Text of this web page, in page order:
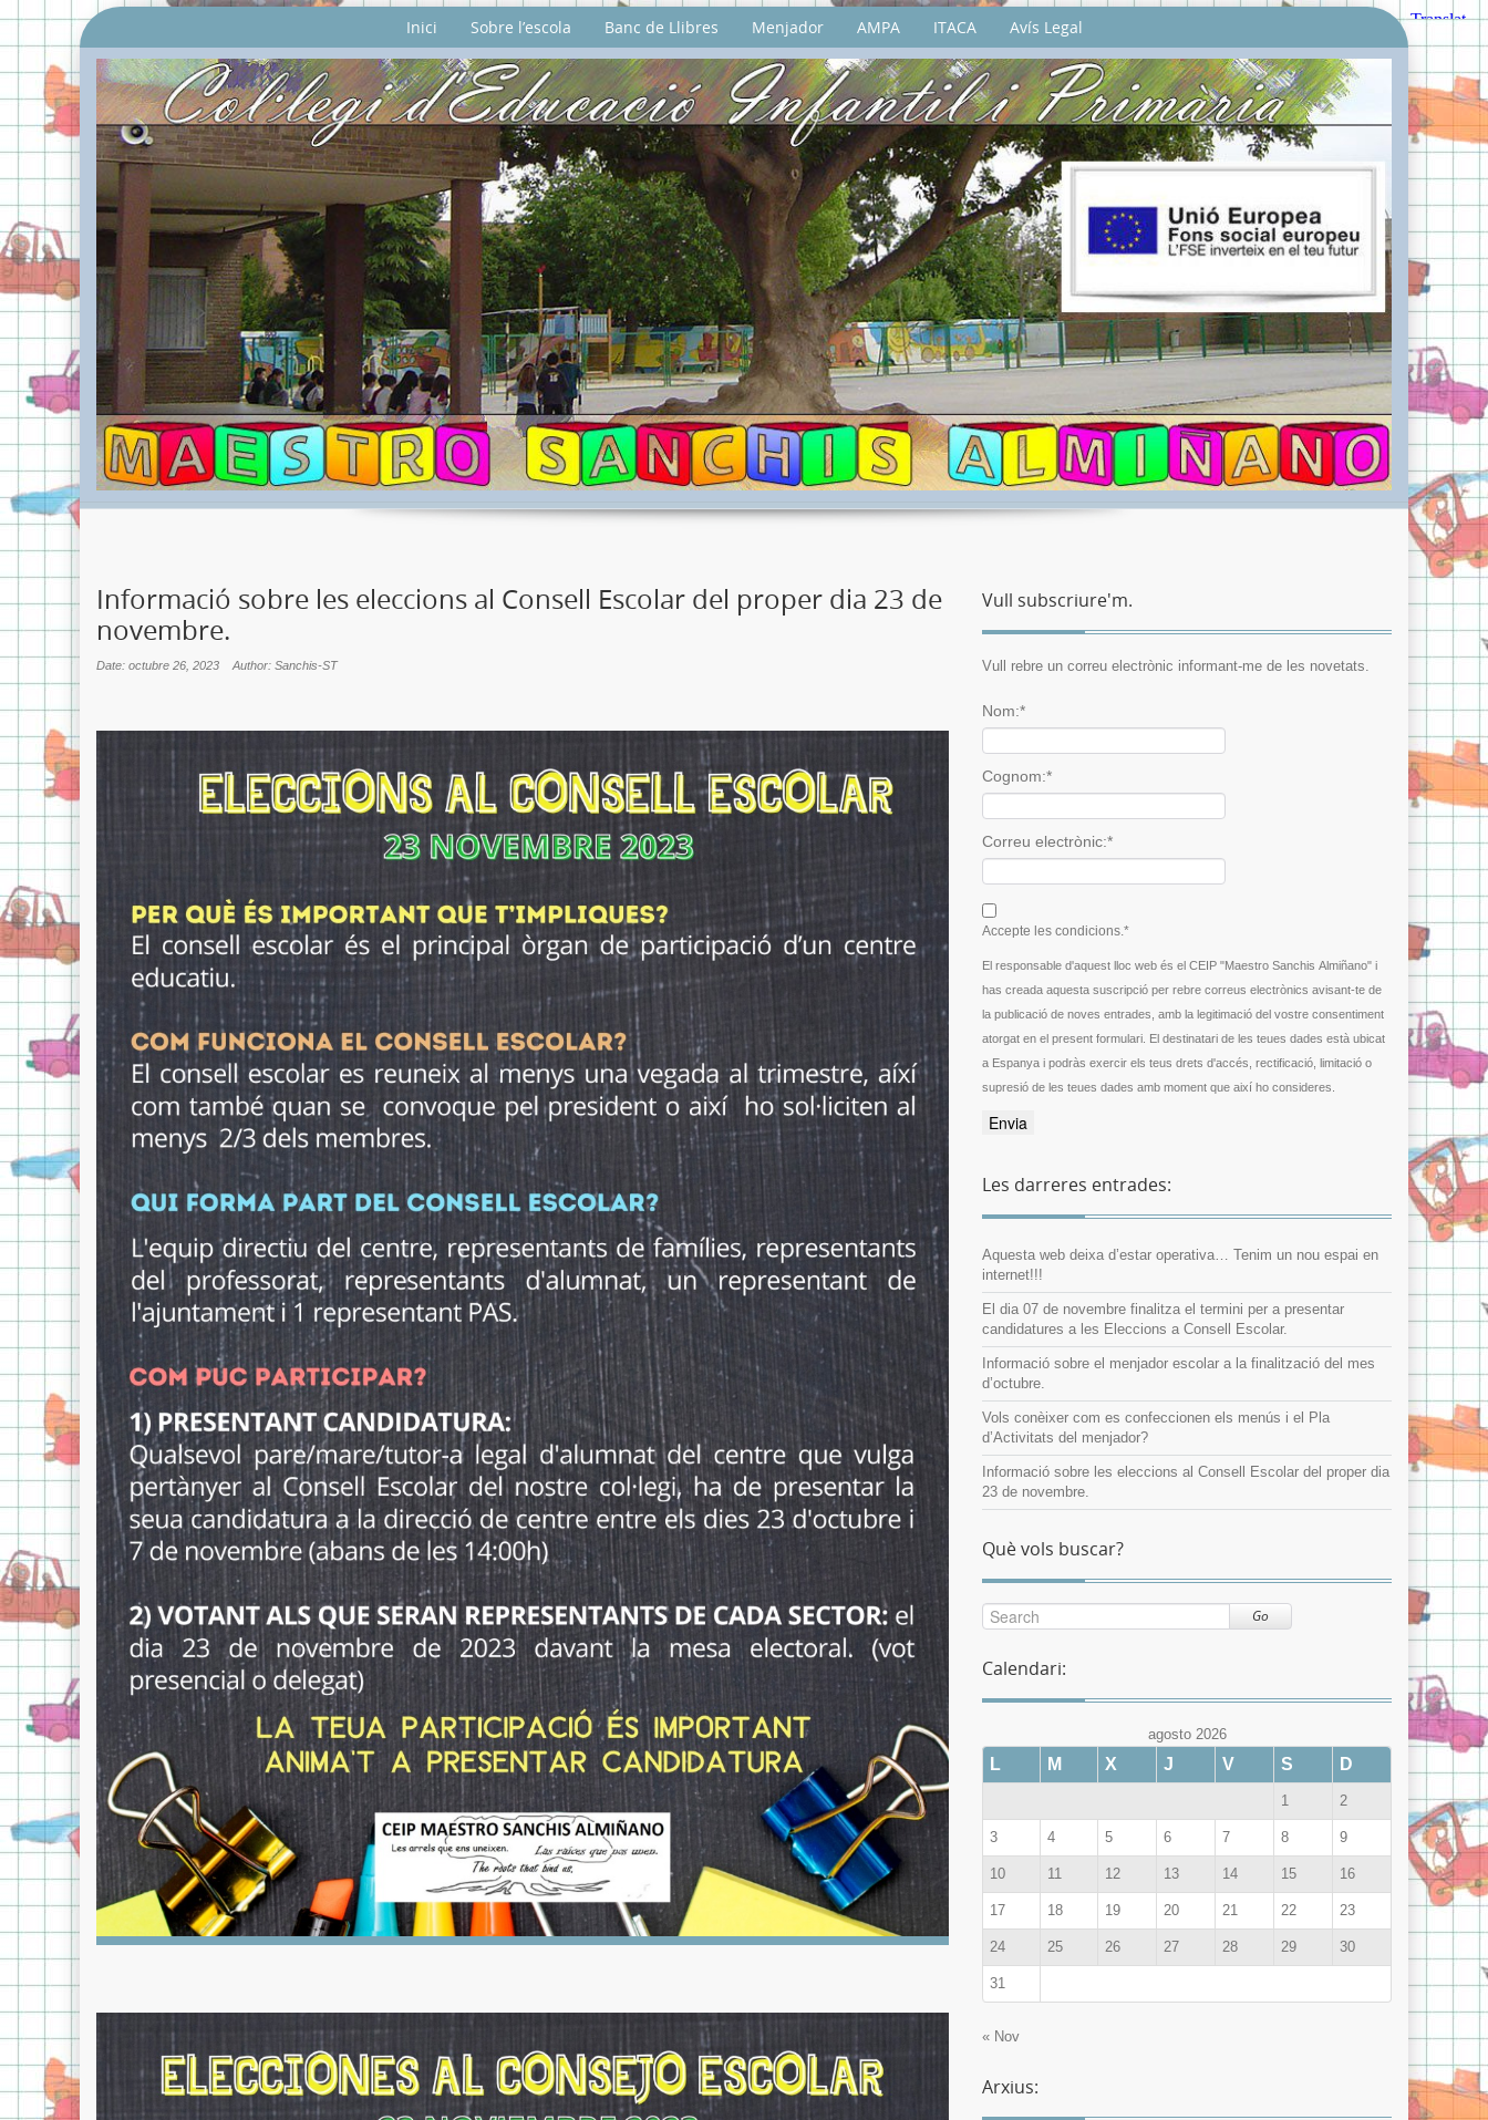
Inici Sobre l’escola Banc de Llibres Menjador AMPA ITACA Avís Legal
Informació sobre les eleccions al Consell Escolar del proper dia 23 de
novembre.
Date: octubre 26, 2023 Author: Sanchis-ST
Vull subscriure'm.
Vull rebre un correu electrònic informant-me de les novetats.
Nom:*
Cognom:*
I agree terms and conditions.*
Correu electrònic:*
Accepte les condicions.*
El responsable d'aquest lloc web és el CEIP "Maestro Sanchis Almiñano" i
has creada aquesta suscripció per rebre correus electrònics avisant-te de
la publicació de noves entrades, amb la legitimació del vostre consentiment
atorgat en el present formulari. El destinatari de les teues dades està ubicat
a Espanya i podràs exercir els teus drets d'accés, rectificació, limitació o
supresió de les teues dades amb moment que així ho consideres.
Les darreres entrades:
Aquesta web deixa d’estar operativa… Tenim un nou espai en
internet!!!
El dia 07 de novembre finalitza el termini per a presentar
candidatures a les Eleccions a Consell Escolar.
Informació sobre el menjador escolar a la finalització del mes
d’octubre.
Vols conèixer com es confeccionen els menús i el Pla
d’Activitats del menjador?
Informació sobre les eleccions al Consell Escolar del proper dia
23 de novembre.
Què vols buscar?
Go
Calendari:
agosto 2026
L M X J V S D
1 2
3 4 5 6 7 8 9
10 11 12 13 14 15 16
17 18 19 20 21 22 23
24 25 26 27 28 29 30
31
« Nov
Arxius: